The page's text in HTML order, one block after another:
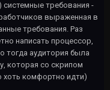
требования -
выраженная в
требования. Раз
написать процессор,
тогда аудитория была
которая со скрипом
хоть комфортно идти)